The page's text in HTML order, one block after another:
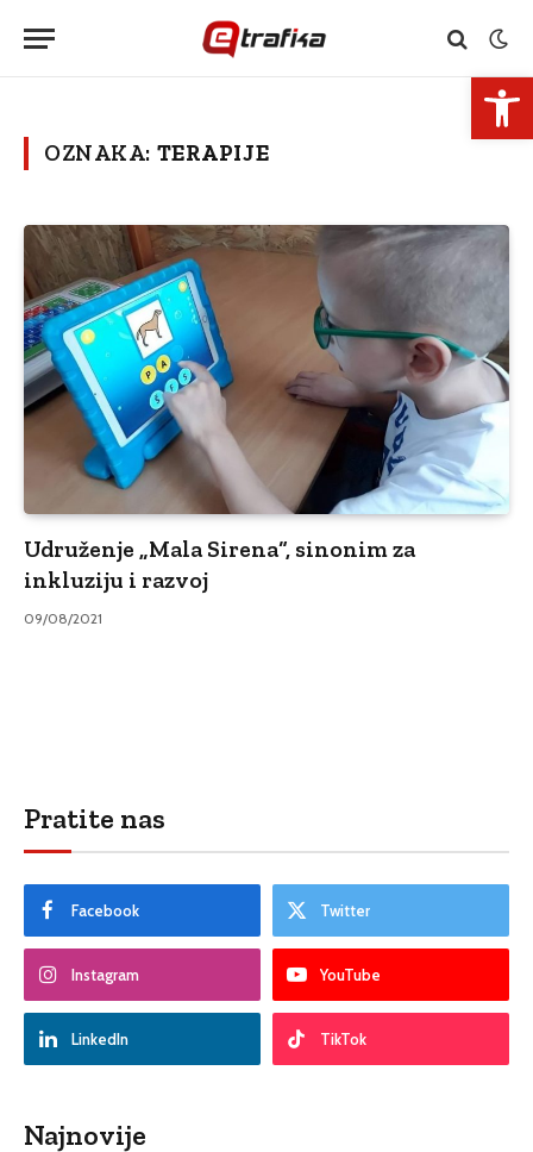
OZNAKA: TERAPIJE
Udruženje „Mala Sirena“, sinonim za
inkluziju i razvoj
09/08/2021
Pratite nas
Facebook Twitter
Instagram YouTube
LinkedIn TikTok
Najnovije